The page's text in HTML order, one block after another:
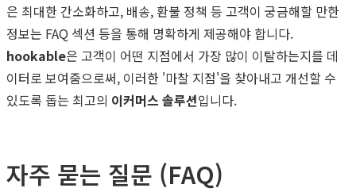
은 최대한 간소화하고, 배송, 환불 정책 등 고객이 궁금해할 만한
정보는 FAQ 섹션 등을 통해 명확하게 제공해야 합니다.
hookable은 고객이 어떤 지점에서 가장 많이 이탈하는지를 데
이터로 보여줌으로써, 이러한 '마찰 지점'을 찾아내고 개선할 수
있도록 돕는 최고의 이커머스 솔루션입니다.
자주 묻는 질문 (FAQ)